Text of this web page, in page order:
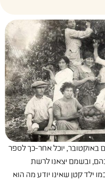
באוקטובר, יוכל אחר-כך לספר
ובשמם יצאנו לרשת
ילד קטן שאינו יודע מה הוא